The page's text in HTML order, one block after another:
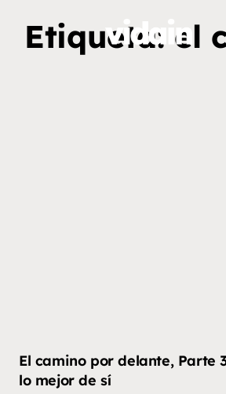
Etiqueta: el
El camino por delante, Parte
lo mejor de sí